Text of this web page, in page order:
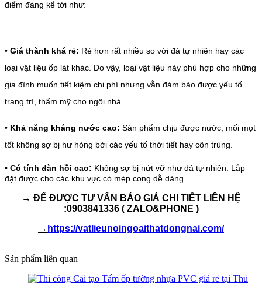
điểm đáng kể tới như:
• Giá thành khá rẻ: Rẻ hơn rất nhiều so với đá tự nhiên hay các
loại vật liệu ốp lát khác. Do vậy, loại vật liệu này phù hợp cho những
gia đình muốn tiết kiệm chi phí nhưng vẫn đảm bảo được yếu tố
trang trí, thẩm mỹ cho ngôi nhà.
• Khả năng kháng nước cao: Sản phẩm chịu được nước, mối mọt
tốt không sợ bị hư hỏng bởi các yếu tố thời tiết hay côn trùng.
• Có tính đàn hồi cao: Không sợ bị nứt vỡ như đá tự nhiên. Lắp
đặt được cho các khu vực có mép cong dễ dàng.
→ ĐỂ ĐƯỢC TƯ VẤN BÁO GIÁ CHI TIẾT LIÊN HỆ
:0903841336( ZALO&PHONE )
→ https://vatlieunoingoaithatdongnai.com/
Sản phẩm liên quan